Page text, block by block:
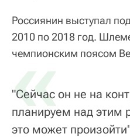
Россиянин выступал
2010 по 2018 год.
чемпионским поясом
«
"Сейчас он не на
планируем над этим
это может